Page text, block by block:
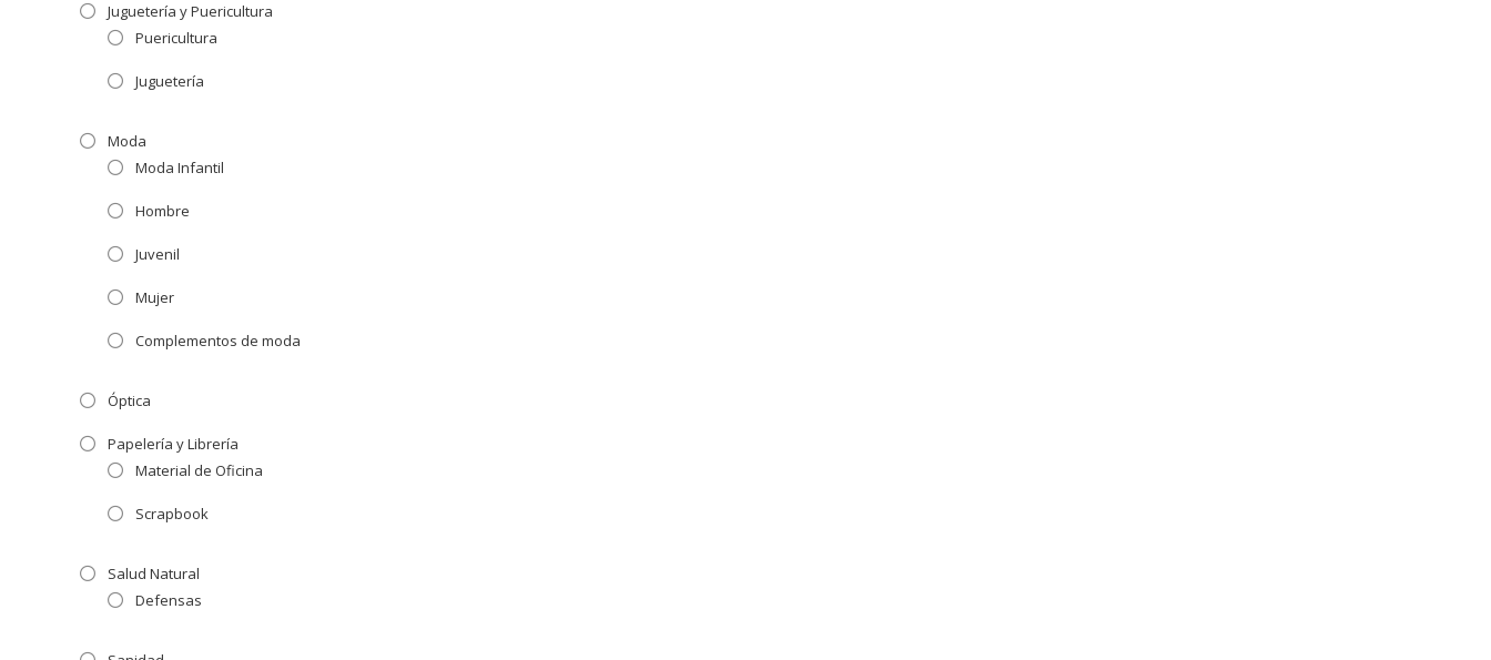
Juguetería y Puericultura
Puericultura
Juguetería
Moda
Moda Infantil
Hombre
Juvenil
Mujer
Complementos de moda
Óptica
Papelería y Librería
Material de Oficina
Scrapbook
Salud Natural
Defensas